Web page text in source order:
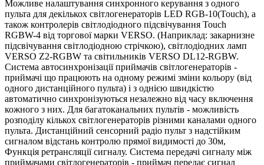
Можливе налаштування синхронного керування з одного
пульта для декількох світлогенераторів LED RGB-10(Touch), а
також контролерів світлодіодного підсвічування Touch
RGBW-4 від торгової марки VERSO. (Наприклад: закарнизне
підсвічування світлодіодною стрічкою), світлодіодних ламп
VERSO Z2-RGBW та світильників VERSO DL12-RGBW.
Система автосинхронізації приймачів світлогенераторів -
приймачі що працюють на одному режимі зміни кольору (від
одного дистанційного пульта) і з однією швидкістю
автоматично синхронізуються незалежно від часу включення
кожного з них. Для багатоканальних пультів - можливість
розподілу кількох світлогенераторів різними каналами одного
пульта. Дистанційний сенсорний радіо пульт з надстійким
сигналом відстань контролю прямої видимості до 30м,
Функція ретрансляції сигналу. Система передачі сигналу між
приймачами світлогенераторів - приймач передає сигнал